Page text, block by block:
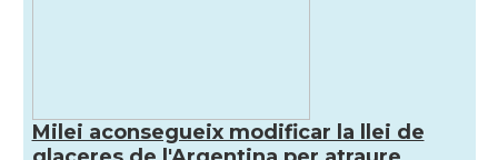
Milei aconsegueix modificar la llei de